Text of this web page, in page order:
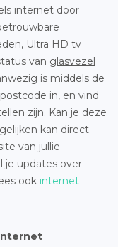
internet door
Ultra HD tv
van glasvezel
is middels de
in, en vind
zijn. Kan je deze
kan direct
van jullie
je updates over
ook internet